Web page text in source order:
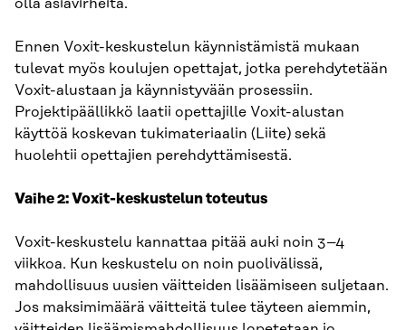
olla asiavirheitä.
Ennen Voxit-keskustelun käynnistämistä mukaan
tulevat myös koulujen opettajat, jotka perehdytetään
Voxit-alustaan ja käynnistyvään prosessiin.
Projektipäällikkö laatii opettajille Voxit-alustan
käyttöä koskevan tukimateriaalin (Liite) sekä
huolehtii opettajien perehdyttämisestä.
Vaihe 2: Voxit-keskustelun toteutus
Voxit-keskustelu kannattaa pitää auki noin 3–4
viikkoa. Kun keskustelu on noin puolivälissä,
mahdollisuus uusien väitteiden lisäämiseen suljetaan.
Jos maksimimäärä väitteitä tulee täyteen aiemmin,